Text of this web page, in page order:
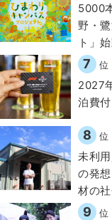
5000
野・
ト」
7 位
2027
泊費
8 位
未利
の発
材の
9 位